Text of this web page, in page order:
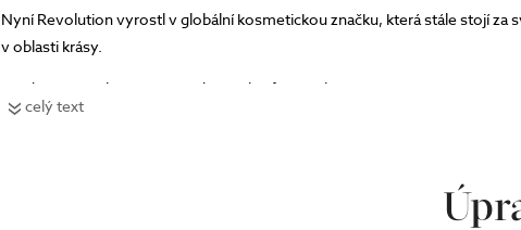
Nyní Revolution vyrostl v globální kosmetickou značku, která stále stojí
v oblasti krásy.
Produkty Revolution jsou vždy cruelty-free, velká část také vegan a
pigmentovaných očních stínů pro denní nošení i k vytvoření večerního
celý text